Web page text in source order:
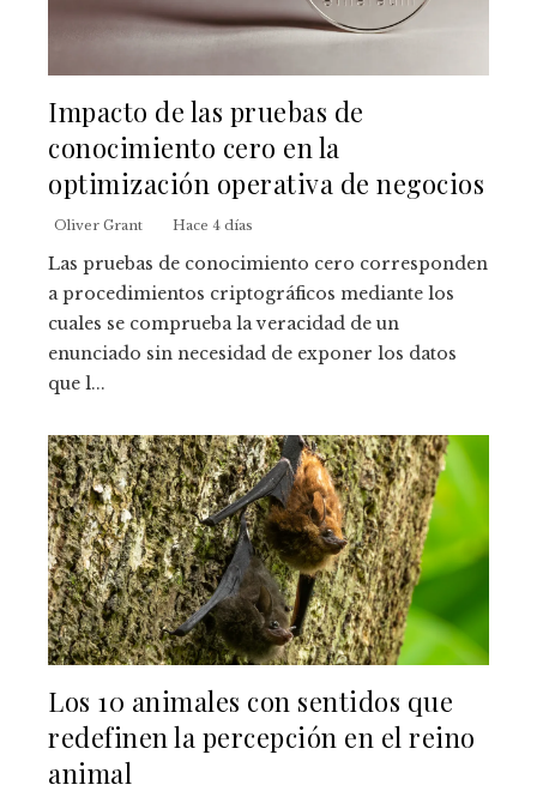
Impacto de las pruebas de
conocimiento cero en la
optimización operativa de negocios
Oliver Grant Hace 4 días
Las pruebas de conocimiento cero corresponden
a procedimientos criptográficos mediante los
cuales se comprueba la veracidad de un
enunciado sin necesidad de exponer los datos
que l...
Los 10 animales con sentidos que
redefinen la percepción en el reino
animal